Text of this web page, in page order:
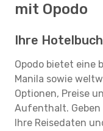
mit Opodo
Ihre
Opodo bietet eine
Manila sowie
Optionen, Preise
Aufenthalt. Geben
Ihre Reisedaten